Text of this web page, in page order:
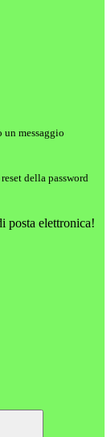
un messaggio
della password
posta elettronica!